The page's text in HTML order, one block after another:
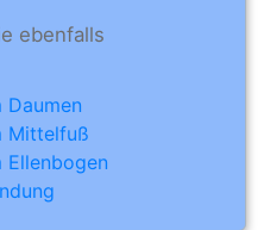
ebenfalls
Daumen
Mittelfuß
Ellenbogen